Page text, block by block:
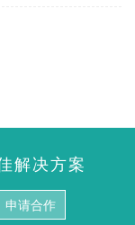
解决方案
申请合作